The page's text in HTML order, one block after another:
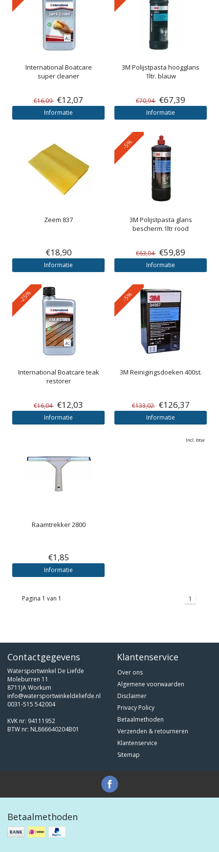
International Boatcare
super cleaner
€16,09 €12,07
Informatie
3M Polijstpasta hoogglans
1ltr. blauw
€70,94 €67,39
Informatie
Zeem 837
€18,90
Informatie
-5%
3M Polijstpasta glans
bescherm.1ltr rood
€63,04 €59,89
Informatie
-25%
International Boatcare teak
restorer
€16,04 €12,03
Informatie
-5%
3M Reinigingsdoeken 400st.
€133,02 €126,37
Informatie
Raamtrekker 2800
€1,85
Informatie
Incl. btw
Pagina 1 van 1 1
Contactgegevens
Watersportwinkel De Liefde
Moleburren 11
8711JA Workum
info@watersportwinkeldeliefde.nl
0031-515 542004
KVK nr: 94111952
BTW nr: NL866640204B01
Klantenservice
Over ons
Algemene voorwaarden
Disclaimer
Privacy Policy
Betaalmethoden
Verzenden & retourneren
Klantenservice
Sitemap
Betaalmethoden